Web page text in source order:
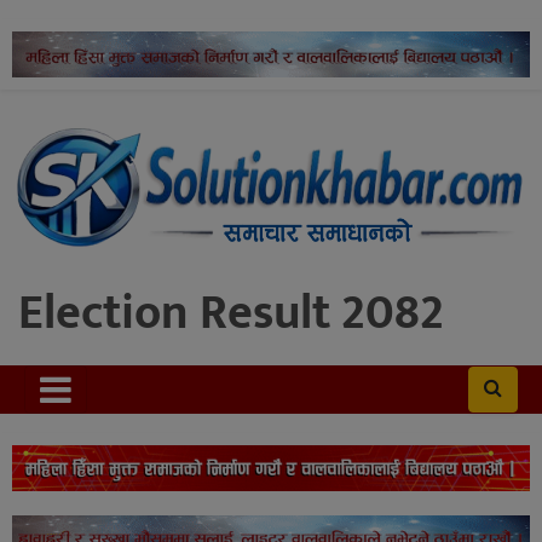
Election Result 2082